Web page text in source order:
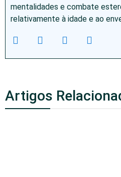
mentalidades e combate
relativamente à idade e ao
Artigos